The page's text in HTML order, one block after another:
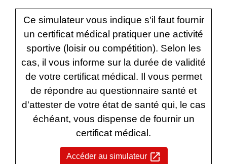
Ce simulateur vous indique s'il faut fournir
un certificat médical pratiquer une activité
sportive (loisir ou compétition). Selon les
cas, il vous informe sur la durée de validité
de votre certificat médical. Il vous permet
de répondre au questionnaire santé et
d'attester de votre état de santé qui, le cas
échéant, vous dispense de fournir un
certificat médical.
Accéder au simulateur open_in_new